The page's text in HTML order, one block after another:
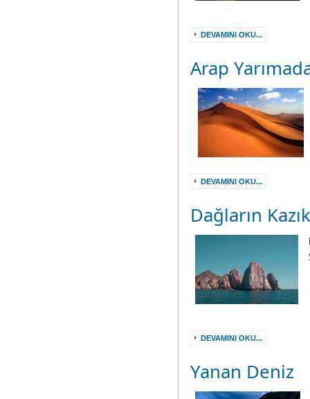
DEVAMINI OKU...
Arap
DEVAMINI OKU...
Dağların
DEVAMINI OKU...
Yanan Deniz